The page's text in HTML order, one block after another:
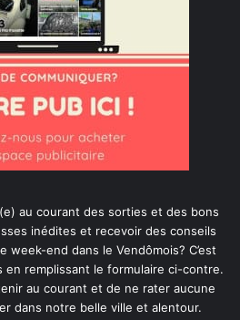
au courant des sorties et des bons
inédites et recevoir des conseils
end dans le Vendômois? C’est
en remplissant le formulaire ci-contre.
au courant et de ne rater aucune
dans notre belle ville et alentour.